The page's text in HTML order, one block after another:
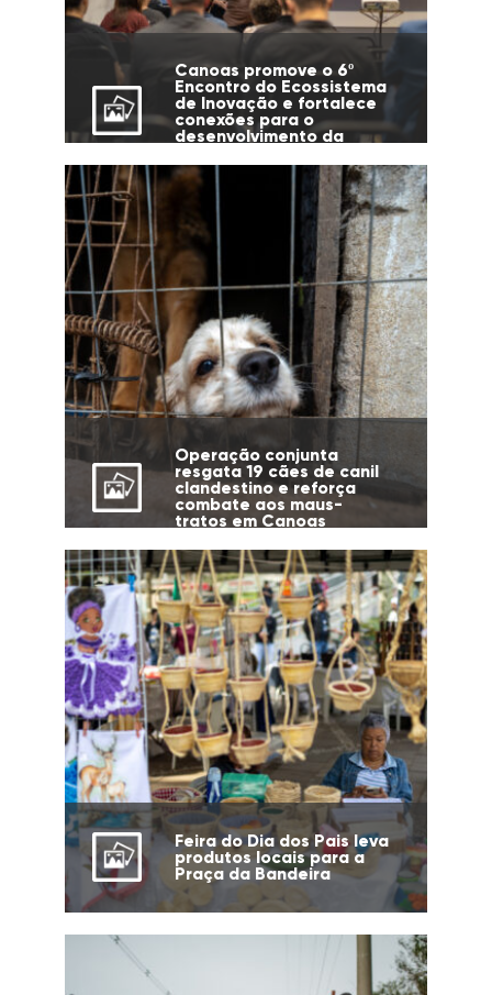
Canoas promove o 6º
Encontro do Ecossistema
de Inovação e fortalece
conexões para o
desenvolvimento da
Operação conjunta
resgata 19 cães de canil
clandestino e reforça
combate aos maus-
tratos em Canoas
Feira do Dia dos Pais leva
produtos locais para a
Praça da Bandeira